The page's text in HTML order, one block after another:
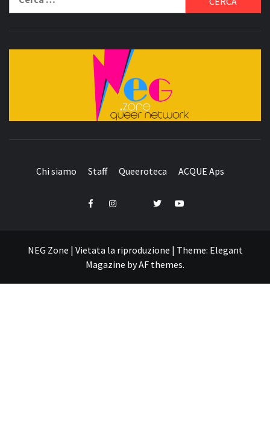
Chi siamo Staff Queeroteca ACQUE Aps
FacebookInstagram TwitterYouTube
NEG Zone | Vietata la riproduzione | Theme: Elegant
Magazine byAF themes.